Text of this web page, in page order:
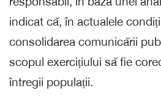
indicat că, în actualele
consolidarea comunicării
scopul exercițiului să fie
întregii populații.